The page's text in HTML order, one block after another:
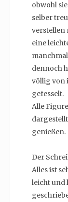
obwohl
selber
verstellen
eine
dennoch
völlig von
gefesselt.
Alle
genießen.
Der
Alles ist
leicht und